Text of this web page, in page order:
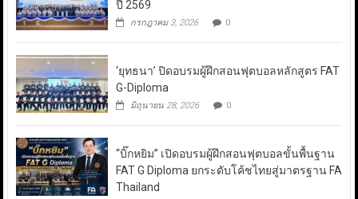
ปี 2569
กรกฎาคม 3, 2026 0
‘ยุทธนา’ ปิดอบรมผู้ฝึกสอนฟุตบอลหลักสูตร FAT
G-Diploma
มิถุนายน 28, 2026 0
“บิ๊กหยิม” เปิดอบรมผู้ฝึกสอนฟุตบอลขั้นพื้นฐาน
FAT G Diploma ยกระดับโค้ชไทยสู่มาตรฐาน FA
Thailand